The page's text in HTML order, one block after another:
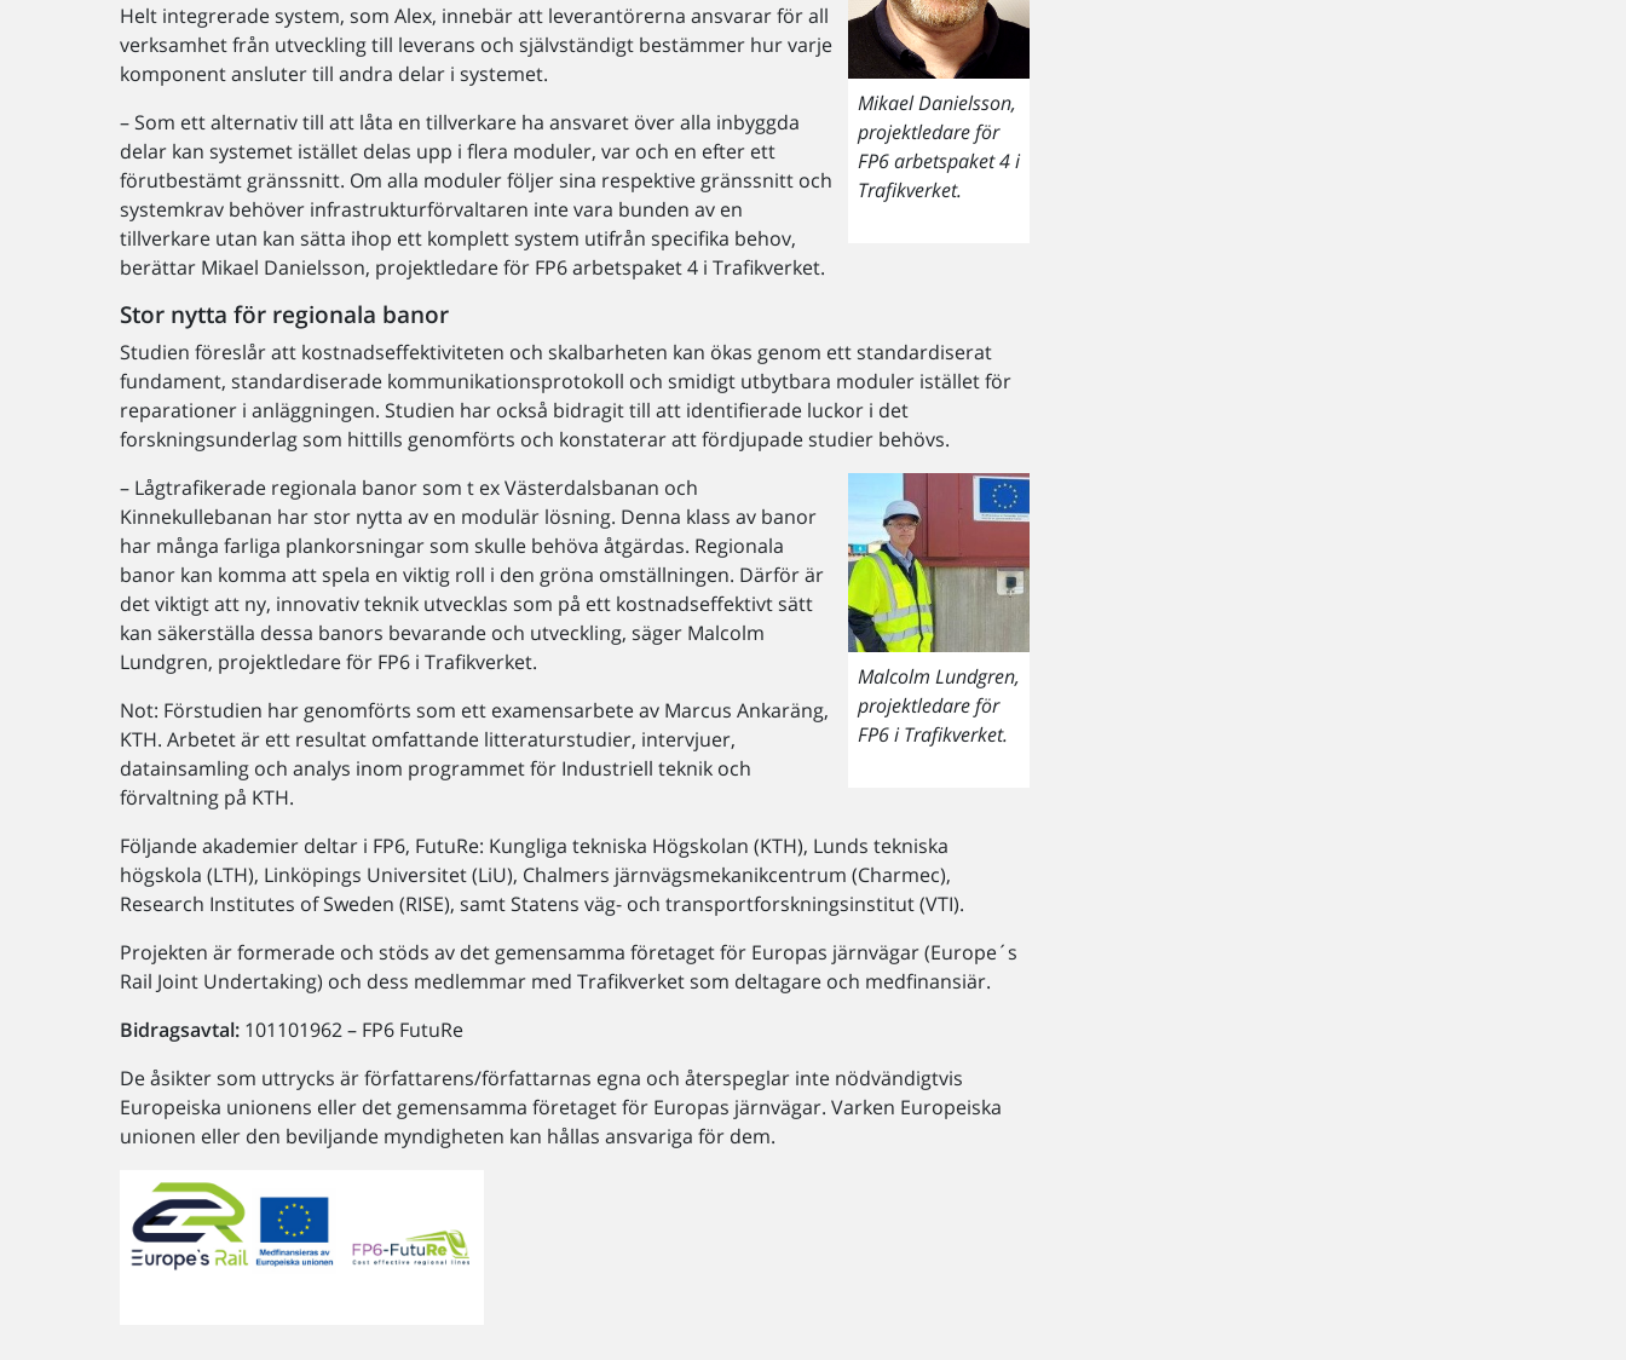
Mikael Danielsson,
projektledare för
FP6 arbetspaket 4 i
Trafikverket.
Helt integrerade system, som Alex, innebär att leverantörerna ansvarar för all
verksamhet från utveckling till leverans och självständigt bestämmer hur varje
komponent ansluter till andra delar i systemet.
– Som ett alternativ till att låta en tillverkare ha ansvaret över alla inbyggda
delar kan systemet istället delas upp i flera moduler, var och en efter ett
förutbestämt gränssnitt. Om alla moduler följer sina respektive gränssnitt och
systemkrav behöver infrastrukturförvaltaren inte vara bunden av en
tillverkare utan kan sätta ihop ett komplett system utifrån specifika behov,
berättar Mikael Danielsson, projektledare för FP6 arbetspaket 4 i Trafikverket.
Stor nytta för regionala banor
Studien föreslår att kostnadseffektiviteten och skalbarheten kan ökas genom ett standardiserat
fundament, standardiserade kommunikationsprotokoll och smidigt utbytbara moduler istället för
reparationer i anläggningen. Studien har också bidragit till att identifierade luckor i det
forskningsunderlag som hittills genomförts och konstaterar att fördjupade studier behövs.
Malcolm Lundgren,
projektledare för
FP6 i Trafikverket.
– Lågtrafikerade regionala banor som t ex Västerdalsbanan och
Kinnekullebanan har stor nytta av en modulär lösning. Denna klass av banor
har många farliga plankorsningar som skulle behöva åtgärdas. Regionala
banor kan komma att spela en viktig roll i den gröna omställningen. Därför är
det viktigt att ny, innovativ teknik utvecklas som på ett kostnadseffektivt sätt
kan säkerställa dessa banors bevarande och utveckling, säger Malcolm
Lundgren, projektledare för FP6 i Trafikverket.
Not: Förstudien har genomförts som ett examensarbete av Marcus Ankaräng,
KTH. Arbetet är ett resultat omfattande litteraturstudier, intervjuer,
datainsamling och analys inom programmet för Industriell teknik och
förvaltning på KTH.
Följande akademier deltar i FP6, FutuRe: Kungliga tekniska Högskolan (KTH), Lunds tekniska
högskola (LTH), Linköpings Universitet (LiU), Chalmers järnvägsmekanikcentrum (Charmec),
Research Institutes of Sweden (RISE), samt Statens väg- och transportforskningsinstitut (VTI).
Projekten är formerade och stöds av det gemensamma företaget för Europas järnvägar (Europe´s
Rail Joint Undertaking) och dess medlemmar med Trafikverket som deltagare och medfinansiär.
Bidragsavtal: 101101962 – FP6 FutuRe
De åsikter som uttrycks är författarens/författarnas egna och återspeglar inte nödvändigtvis
Europeiska unionens eller det gemensamma företaget för Europas järnvägar. Varken Europeiska
unionen eller den beviljande myndigheten kan hållas ansvariga för dem.